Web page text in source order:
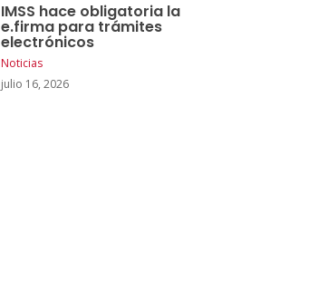
IMSS hace obligatoria la
e.firma para trámites
electrónicos
Noticias
julio 16, 2026